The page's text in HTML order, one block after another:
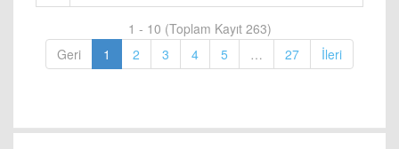
1 - 10 (Toplam Kayıt 263)
Geri
1 2 3 4 5 … 27 İleri